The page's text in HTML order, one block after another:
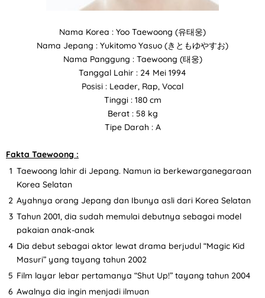
Nama Korea : Yoo Taewoong (유태웅)
Nama Jepang : Yukitomo Yasuo (きともゆやすお)
Nama Panggung : Taewoong (태웅)
Tanggal Lahir : 24 Mei 1994
Posisi : Leader, Rap, Vocal
Tinggi : 180 cm
Berat : 58 kg
Tipe Darah : A
Fakta Taewoong :
Taewoong lahir di Jepang. Namun ia berkewarganegaraan
Korea Selatan
Ayahnya orang Jepang dan Ibunya asli dari Korea Selatan
Tahun 2001, dia sudah memulai debutnya sebagai model
pakaian anak-anak
Dia debut sebagai aktor lewat drama berjudul “Magic Kid
Masuri” yang tayang tahun 2002
Film layar lebar pertamanya “Shut Up!” tayang tahun 2004
Awalnya dia ingin menjadi ilmuan